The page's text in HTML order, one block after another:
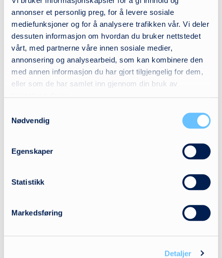
annonser et personlig preg, for å levere sosiale
mediefunksjoner og for å analysere trafikken vår. Vi deler
dessuten informasjon om hvordan du bruker nettstedet
vårt, med partnerne våre innen sosiale medier,
annonsering og analysearbeid, som kan kombinere den
med annen informasjon du har gjort tilgjengelig for dem,
eller som de har samlet inn gjennom din bruk av
Nødvendig
Egenskaper
Statistikk
Markedsføring
Detaljer
Ønsker du en uforpliktende demo av produktet?
Ta kontakt